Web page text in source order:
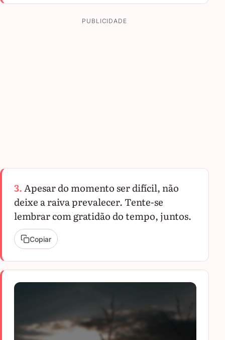
PUBLICIDADE
3.Apesar do momento ser difícil, não
deixe a raiva prevalecer. Tente-se
lembrar com gratidão do tempo, juntos.
Copiar